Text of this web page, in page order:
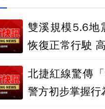
雙溪規模5.6地
恢復正常行駛
北捷紅線驚傳
警方初步掌握行